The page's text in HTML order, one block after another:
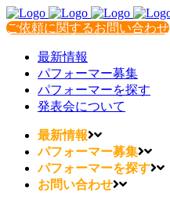
ご依頼に関するお問い合わせ
最新情報
パフォーマー募集
パフォーマーを探す
発表会について
最新情報
パフォーマー募集
パフォーマーを探す
お問い合わせ